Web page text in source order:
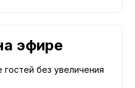
эфире
без увеличения